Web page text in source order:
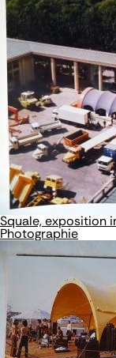
Squale, exposition
Photographie